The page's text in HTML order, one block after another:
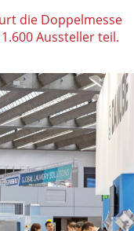
die Doppelmesse
Aussteller teil.